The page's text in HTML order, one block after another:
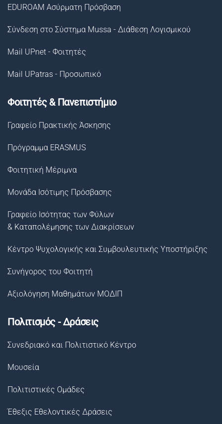
EDUROAM Ασύρματη Πρόσβαση
Σύνδεση στο Σύστημα Μussa - Διάθεση Λογισμικού
Mail UPnet - Φοιτητές
Mail UPatras - Προσωπικό
Φοιτητές & Πανεπιστήμιο
Γραφείο Πρακτικής Άσκησης
Πρόγραμμα ERASMUS
Φοιτητική Μέριμνα
Μονάδα Ισότιμης Πρόσβασης
Γραφείο Ισότητας των Φύλων
& Καταπολέμησης των Διακρίσεων
Κέντρο Ψυχολογικής και Συμβουλευτικής Υποστήριξης
Συνήγορος του Φοιτητή
Αξιολόγηση Μαθημάτων ΜΟΔΙΠ
Πολιτισμός - Δράσεις
Συνεδριακό και Πολιτιστικό Κέντρο
Μουσεία
Πολιτιστικές Ομάδες
Έθεξις Εθελοντικές Δράσεις